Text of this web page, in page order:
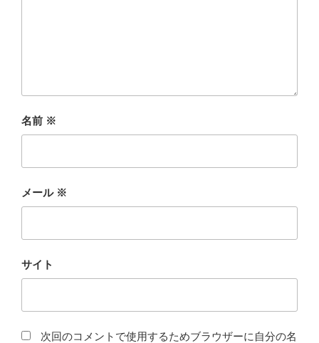
名前 ※
メール ※
サイト
次回のコメントで使用するためブラウザーに自分の名